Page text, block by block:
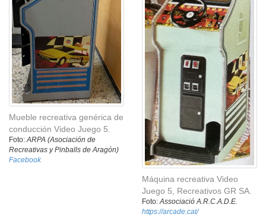
Mueble recreativa genérica de
conducción Video Juego 5.
Foto:ARPA (Asociación de
Recreativas y Pinballs de Aragón)
Facebook
Máquina recreativa Video
Juego 5, Recreativos GR SA.
Foto: Associació A.R.C.A.D.E.
https://arcade.cat/